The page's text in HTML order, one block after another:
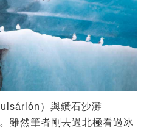
）與鑽石沙灘
雖然筆者剛去過北極看過冰